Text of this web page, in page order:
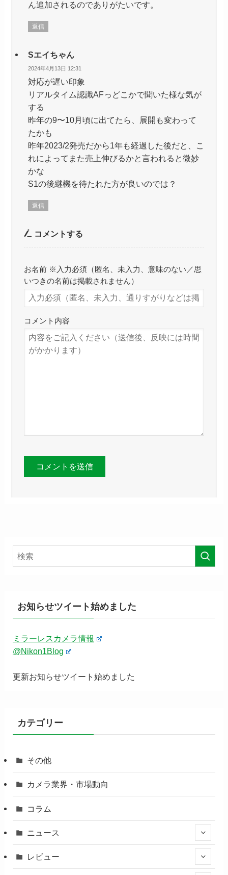
ん追加されるのでありがたいです。
返信
Sエイちゃん
2024年4月13日 12:31
対応が遅い印象
リアルタイム認識AFっどこかで聞いた様な気が
する
昨年の9〜10月頃に出てたら、展開も変わって
たかも
昨年2023/2発売だから1年も経過した後だと、こ
れによってまた売上伸びるかと言われると微妙
かな
S1の後継機を待たれた方が良いのでは？
返信
コメントする
お名前 ※入力必須（匿名、未入力、意味のない／思
いつきの名前は掲載されません）
コメント内容
お知らせツイート始めました
ミラーレスカメラ情報
@Nikon1Blog
更新お知らせツイート始めました
カテゴリー
その他
カメラ業界・市場動向
コラム
ニュース
レビュー